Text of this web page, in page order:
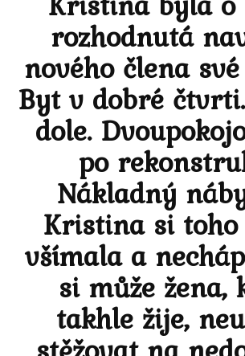
rozhodnutá
nového člena
Byt v dobré
dole.
po
Nákladný
Kristina si toho
všímala a
si může žena,
takhle žije,